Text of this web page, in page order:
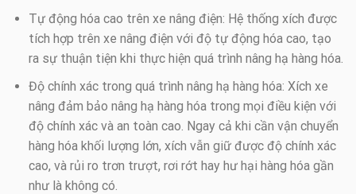
Tự động hóa cao trên xe nâng điện: Hệ thống xích được
tích hợp trên xe nâng điện với độ tự động hóa cao, tạo
ra sự thuận tiện khi thực hiện quá trình nâng hạ hàng hóa.
Độ chính xác trong quá trình nâng hạ hàng hóa: Xích xe
nâng đảm bảo nâng hạ hàng hóa trong mọi điều kiện với
độ chính xác và an toàn cao. Ngay cả khi cần vận chuyển
hàng hóa khối lượng lớn, xích vẫn giữ được độ chính xác
cao, và rủi ro trơn trượt, rơi rớt hay hư hại hàng hóa gần
như là không có.